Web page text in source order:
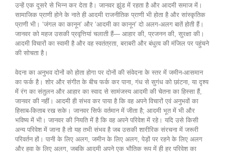
उन्हें एक दूसरे से भिन्न कर देता है। जानवर झुंड में रहता है और आदमी समाज में।
सामाजिक प्राणी होने के नाते ही आदमी राजनीतिक प्राणी भी होता है और सांस्कृतिक
प्राणी भी। ‘जंगल का कानून’ और ‘आदमी का कानून’ दो अलग-अलग बातें होती हैं।
जानवर को महज उसकी प्रवृत्तियां चलाती हैं— आहार की, प्रजनन की, सुरक्षा की।
आदमी विचारों का स्वामी है और वह स्वतंत्रता, बराबरी और बंधुत्व की मंजिल पर पहुंचने
की सोचता है।
वेदना का अनुभव दोनों को होता होगा पर दोनों की संवेदना के स्तर में जमीन-आसमान
का फर्क है। शोर और संगीत के बीच फर्क कर पाना, गंध से सुगंध को छांटना, या दृश्य
में रंग का संतुलन और आहार का स्वाद से सामंजस्य आदमी की चेतना का हिस्सा हैं,
जानवर की नहीं। आदमी ही संभव कर पाया है कि वह अपने विचारों एवं अनुभवों का
हिसाब-किताब रख सके। जानवर सिर्फ वर्तमान में जीता है; आदमी भूत में भी और
भविष्य में भी। जानवर की नियति में है कि वह अपने परिवेश में रहे। यदि उसे किसी
अन्य परिवेश में जाना है तो यह तभी संभव है जब उसकी शारीरिक संरचना में जरूरी
परिवर्तन हों। पानी के लिए अलग, जमीन के लिए अलग, पेड़ों पर रहने के लिए अलग
और हवा के लिए अलग, जबकि आदमी अपने एक भौतिक रूप में ही हर परिवेश का